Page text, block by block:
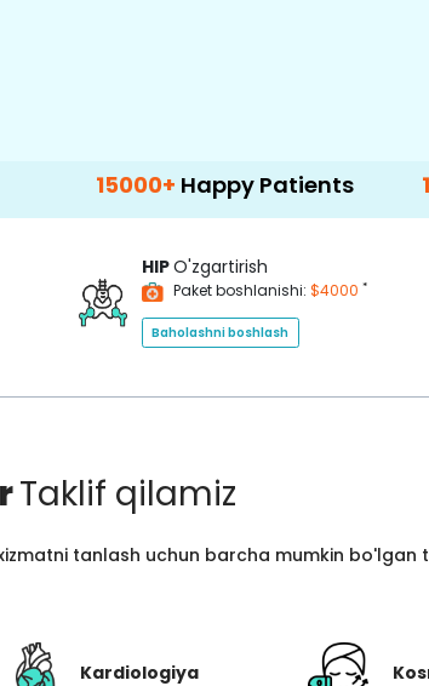
Happy Patients 100+
HIPO'zgartirish
Paket boshlanishi: $4000 *
Baholashni boshlash
Taklif qilamiz
tanlash uchun barcha mumkin
Kardiologiya